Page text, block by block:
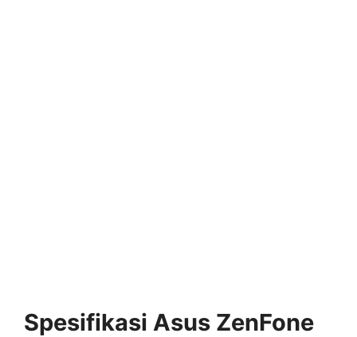
Spesifikasi Asus ZenFone